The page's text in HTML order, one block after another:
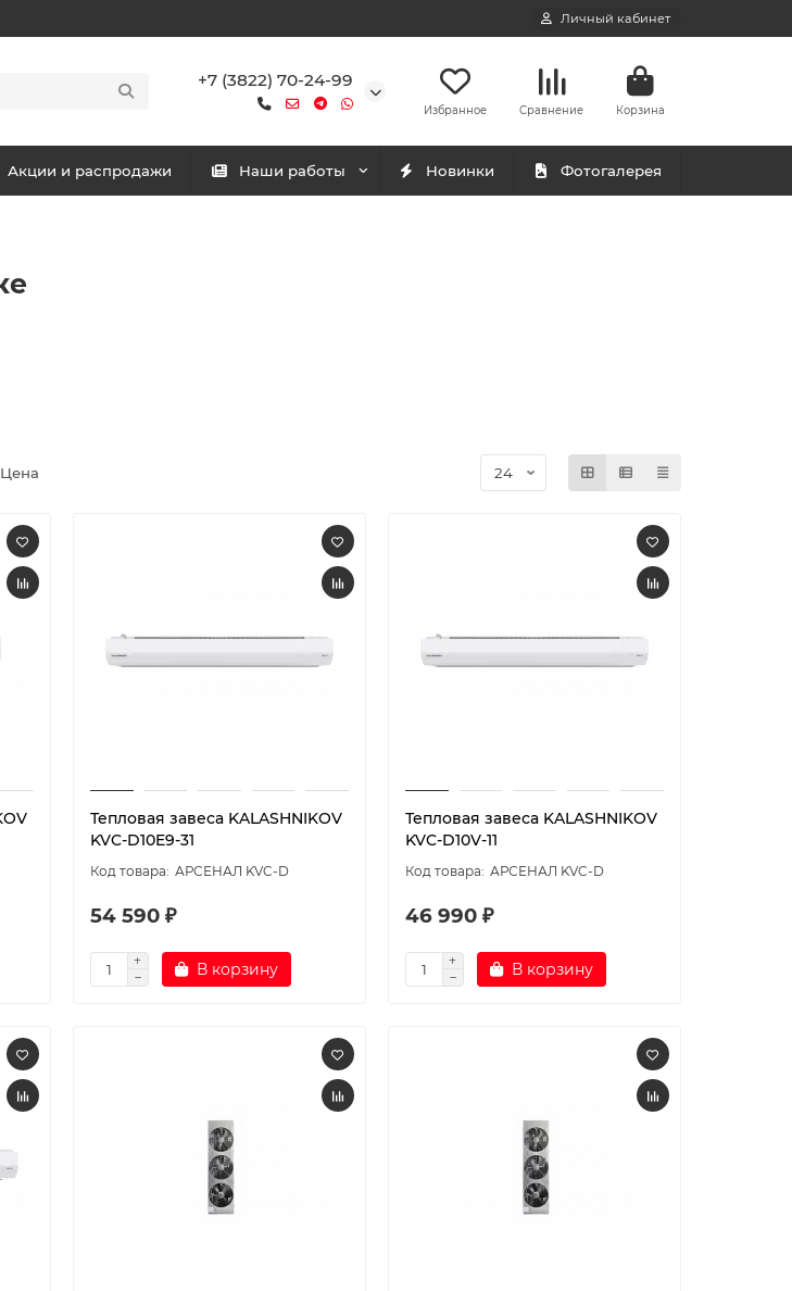
Личный кабинет
+7 (3822) 70-24-99
Избранное Сравнение Корзина
Акции и распродажи Наши работы Новинки Фотогалерея
Цена
Тепловая завеса KALASHNIKOV
KVC-D10E9-31
АРСЕНАЛ KVC-D
54 590 ₽
В корзину
Тепловая завеса KALASHNIKOV
KVC-D10V-11
АРСЕНАЛ KVC-D
46 990 ₽
В корзину